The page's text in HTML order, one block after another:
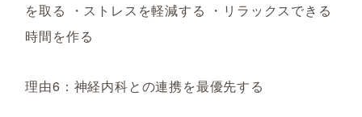
を取る ・ストレスを軽減する ・リラックスできる
時間を作る
理由6：神経内科との連携を最優先する